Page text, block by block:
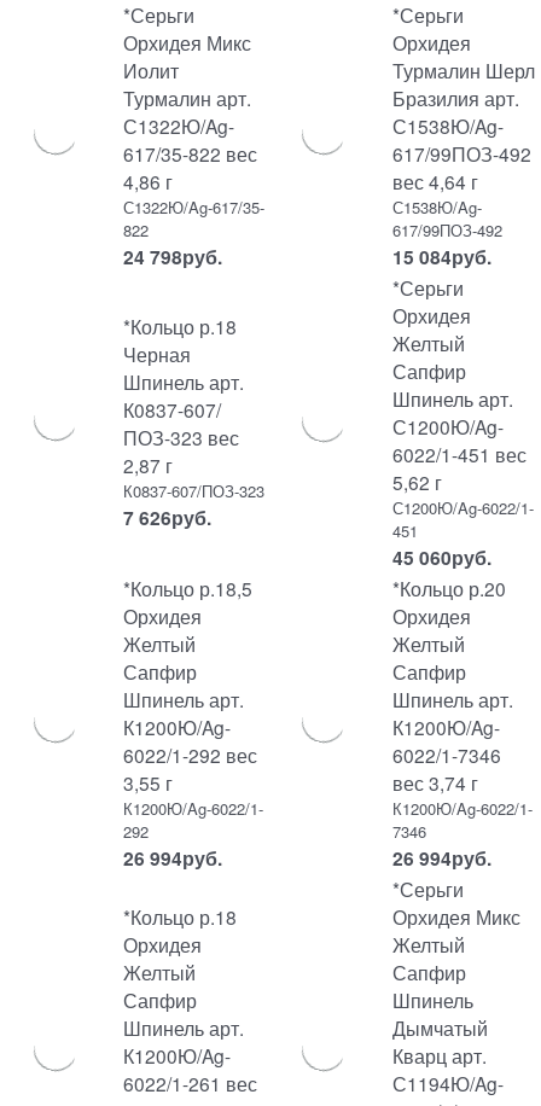
*Серьги
Орхидея Микс
Иолит
Турмалин арт.
С1322Ю/Ag-
617/35-822 вес
4,86 г
С1322Ю/Ag-617/35-
822
24 798руб.
*Серьги
Орхидея
Турмалин Шерл
Бразилия арт.
С1538Ю/Ag-
617/99ПОЗ-492
вес 4,64 г
С1538Ю/Ag-
617/99ПОЗ-492
15 084руб.
*Кольцо р.18
Черная
Шпинель арт.
К0837-607/
ПОЗ-323 вес
2,87 г
К0837-607/ПОЗ-323
7 626руб.
*Серьги
Орхидея
Желтый
Сапфир
Шпинель арт.
С1200Ю/Ag-
6022/1-451 вес
5,62 г
С1200Ю/Ag-6022/1-
451
45 060руб.
*Кольцо р.18,5
Орхидея
Желтый
Сапфир
Шпинель арт.
К1200Ю/Ag-
6022/1-292 вес
3,55 г
К1200Ю/Ag-6022/1-
292
26 994руб.
*Кольцо р.20
Орхидея
Желтый
Сапфир
Шпинель арт.
К1200Ю/Ag-
6022/1-7346
вес 3,74 г
К1200Ю/Ag-6022/1-
7346
26 994руб.
*Кольцо р.18
Орхидея
Желтый
Сапфир
Шпинель арт.
К1200Ю/Ag-
6022/1-261 вес
*Серьги
Орхидея Микс
Желтый
Сапфир
Шпинель
Дымчатый
Кварц арт.
С1194Ю/Ag-